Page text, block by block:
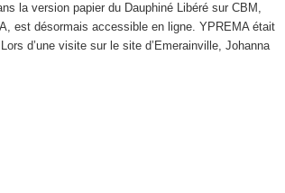
la version papier du Dauphiné Libéré sur CBM,
est désormais accessible en ligne. YPREMA était
d’une visite sur le site d’Emerainville, Johanna